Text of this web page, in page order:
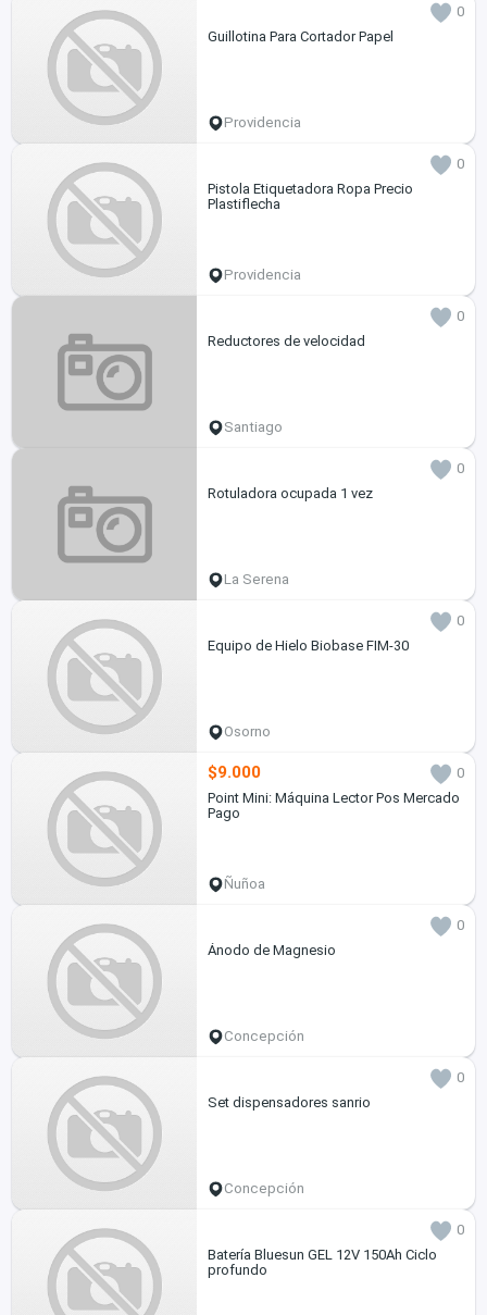
0
Guillotina Para Cortador Papel
Providencia
0
Pistola Etiquetadora Ropa Precio
Plastiflecha
Providencia
0
Reductores de velocidad
Santiago
0
Rotuladora ocupada 1 vez
La Serena
0
Equipo de Hielo Biobase FIM-30
Osorno
$9.000
0
Point Mini: Máquina Lector Pos Mercado
Pago
Ñuñoa
0
Ánodo de Magnesio
Concepción
0
Set dispensadores sanrio
Concepción
0
Batería Bluesun GEL 12V 150Ah Ciclo
profundo